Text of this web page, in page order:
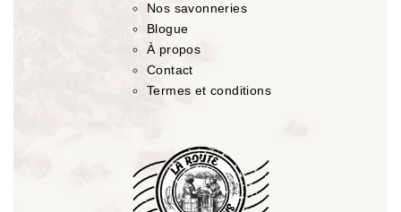
Nos savonneries
Blogue
À propos
Contact
Termes et conditions